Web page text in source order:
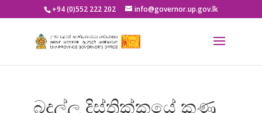
+94 (0)552 222 202 info@governor.up.gov.lk
බදුල්ල දිස්ත්‍රික්කයේ කුණු